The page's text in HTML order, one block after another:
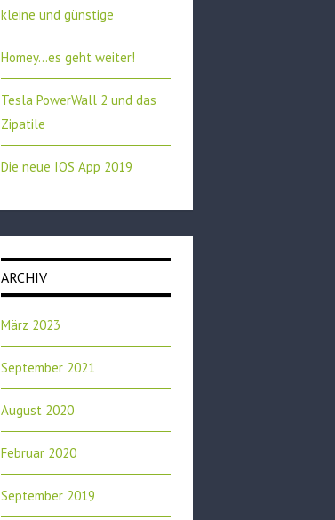
kleine und günstige
Homey…es geht weiter!
Tesla PowerWall 2 und das
Zipatile
Die neue IOS App 2019
ARCHIV
März 2023
September 2021
August 2020
Februar 2020
September 2019